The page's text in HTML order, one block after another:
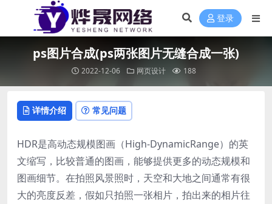
登录
ps图片合成(ps两张图片无缝合成一张)
2022-12-06 网页设计 188
详情介绍 常见问题
HDR是高动态规模图画（High-DynamicRange）的英
文缩写，比较普通的图画，能够提供更多的动态规模和
图画细节。在拍照风景照时，天空和大地之间通常有很
大的亮度反差，假如只拍照一张相片，拍出来的相片往